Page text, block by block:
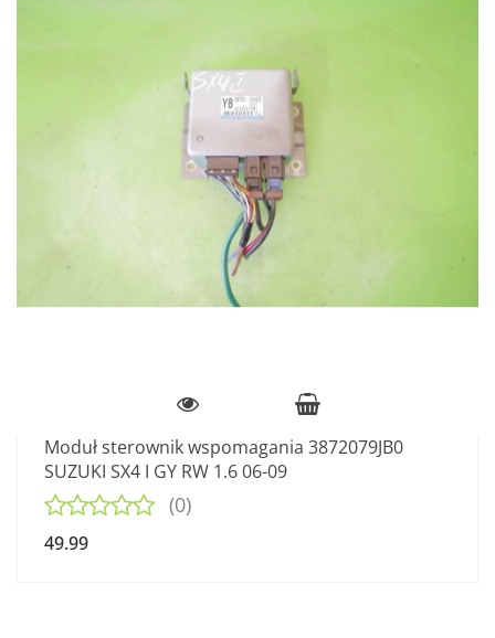
Moduł sterownik wspomagania 3872079JB0
SUZUKI SX4 I GY RW 1.6 06-09
(0)
49.99